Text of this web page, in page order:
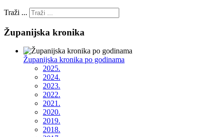
Traži ...
Županijska kronika
Županijska kronika po godinama
2025.
2024.
2023.
2022.
2021.
2020.
2019.
2018.